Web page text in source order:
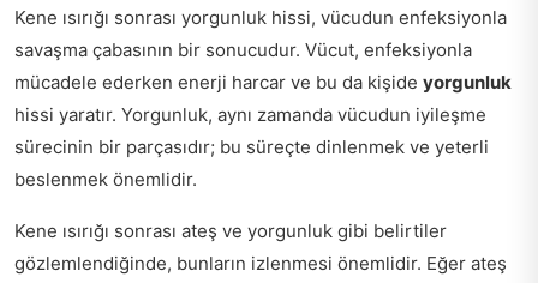
Kene ısırığı sonrası yorgunluk hissi, vücudun enfeksiyonla
savaşma çabasının bir sonucudur. Vücut, enfeksiyonla
mücadele ederken enerji harcar ve bu da kişide yorgunluk
hissi yaratır. Yorgunluk, aynı zamanda vücudun iyileşme
sürecinin bir parçasıdır; bu süreçte dinlenmek ve yeterli
beslenmek önemlidir.
Kene ısırığı sonrası ateş ve yorgunluk gibi belirtiler
gözlemlendiğinde, bunların izlenmesi önemlidir. Eğer ateş